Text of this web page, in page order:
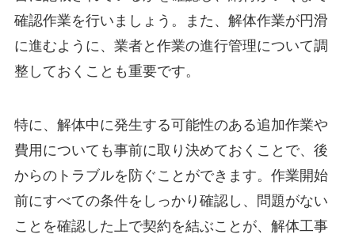
確認作業を行いましょう。また、解体作業が円滑
に進むように、業者と作業の進行管理について調
整しておくことも重要です。
特に、解体中に発生する可能性のある追加作業や
費用についても事前に取り決めておくことで、後
からのトラブルを防ぐことができます。作業開始
前にすべての条件をしっかり確認し、問題がない
ことを確認した上で契約を結ぶことが、解体工事